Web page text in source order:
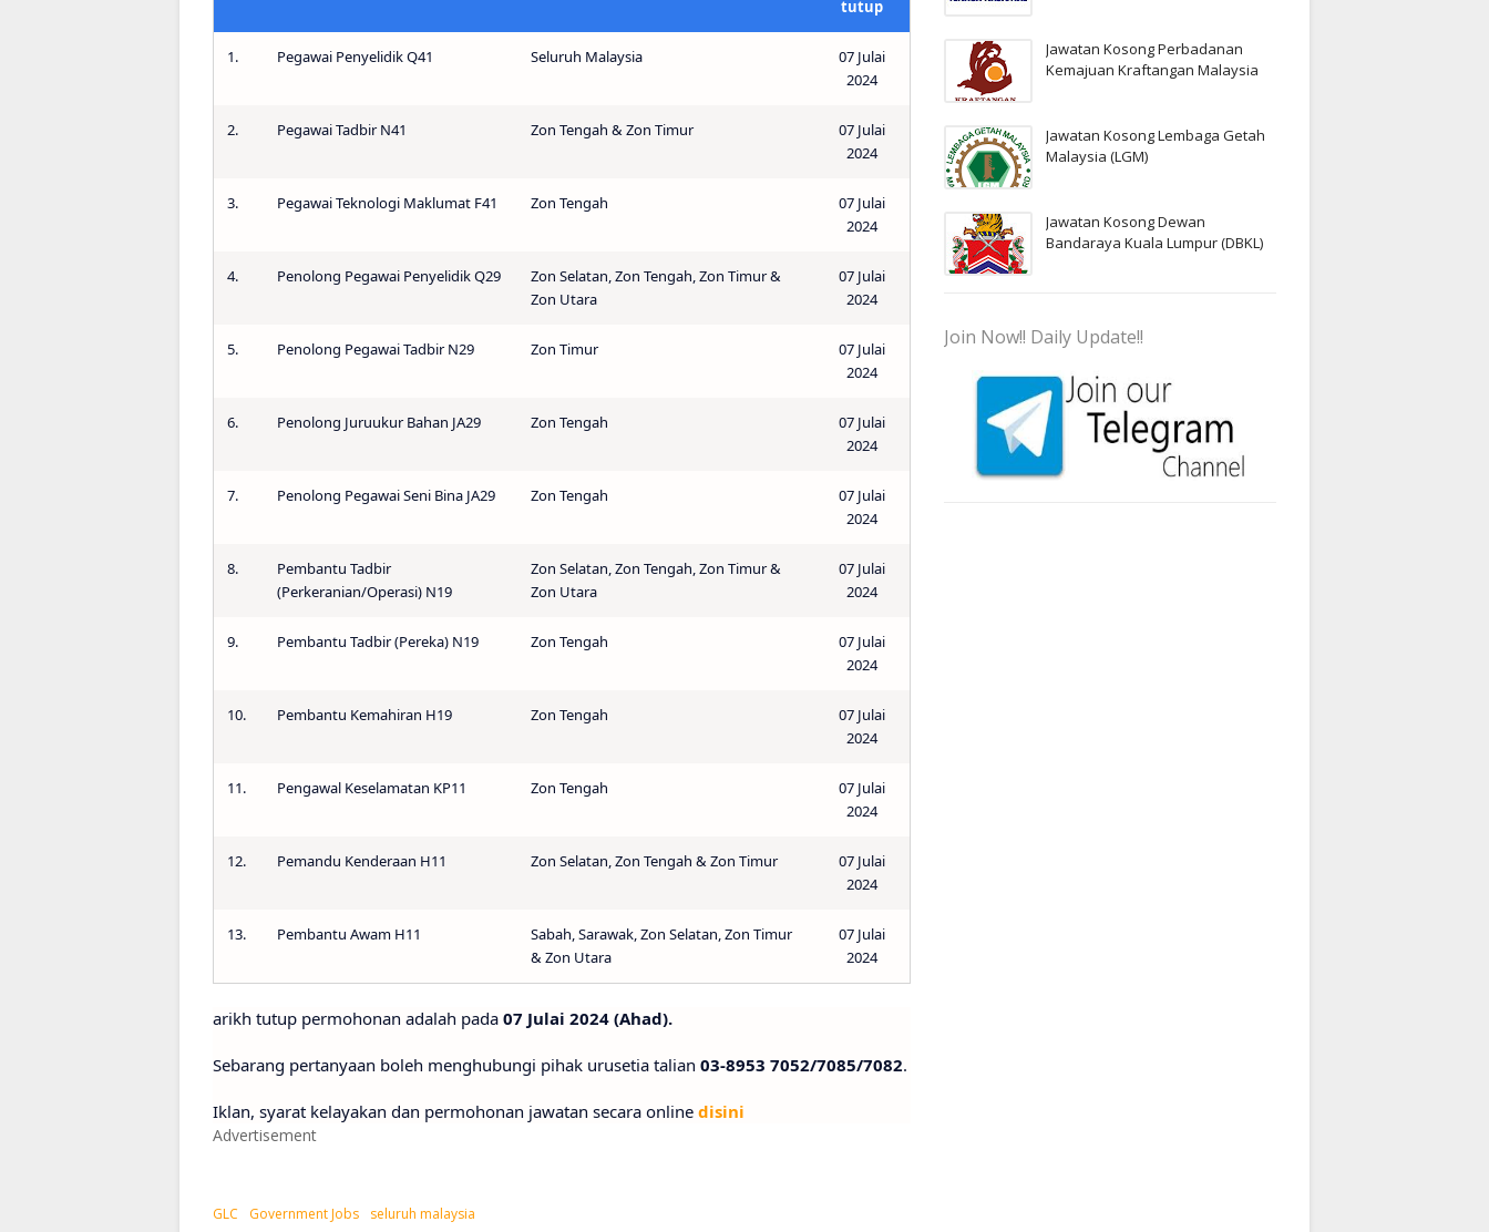
tutup
1. Pegawai Penyelidik Q41 Seluruh Malaysia
07 Julai
2024
2. Pegawai Tadbir N41 Zon Tengah & Zon Timur
07 Julai
2024
3. Pegawai Teknologi Maklumat F41 Zon Tengah
07 Julai
2024
4. Penolong Pegawai Penyelidik Q29
Zon Selatan, Zon Tengah, Zon Timur &
Zon Utara
07 Julai
2024
5. Penolong Pegawai Tadbir N29 Zon Timur
07 Julai
2024
6. Penolong Juruukur Bahan JA29 Zon Tengah
07 Julai
2024
7. Penolong Pegawai Seni Bina JA29 Zon Tengah
07 Julai
2024
8.
Pembantu Tadbir
(Perkeranian/Operasi) N19
Zon Selatan, Zon Tengah, Zon Timur &
Zon Utara
07 Julai
2024
9. Pembantu Tadbir (Pereka) N19 Zon Tengah
07 Julai
2024
10. Pembantu Kemahiran H19 Zon Tengah
07 Julai
2024
11. Pengawal Keselamatan KP11 Zon Tengah
07 Julai
2024
12. Pemandu Kenderaan H11 Zon Selatan, Zon Tengah & Zon Timur
07 Julai
2024
13. Pembantu Awam H11
Sabah, Sarawak, Zon Selatan, Zon Timur
& Zon Utara
07 Julai
2024
arikh tutup permohonan adalah pada 07 Julai 2024 (Ahad).
Sebarang pertanyaan boleh menghubungi pihak urusetia talian 03-8953 7052/7085/7082.
Iklan, syarat kelayakan dan permohonan jawatan secara online disini
Advertisement
GLC Government Jobs seluruh malaysia
Jawatan Kosong Perbadanan
Kemajuan Kraftangan Malaysia
Jawatan Kosong Lembaga Getah
Malaysia (LGM)
Jawatan Kosong Dewan
Bandaraya Kuala Lumpur (DBKL)
Join Now!! Daily Update!!